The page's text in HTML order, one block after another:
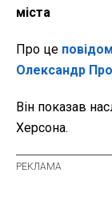
міста
Про це
Олександр
Він показав
Херсона.